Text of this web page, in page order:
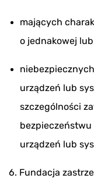
mających
o jednakowej
urządzeń lub
szczególności
urządzeń lub
6. Fundacja